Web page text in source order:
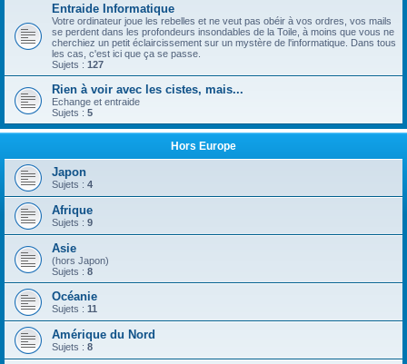
Entraide Informatique
Votre ordinateur joue les rebelles et ne veut pas obéir à vos ordres, vos mails
se perdent dans les profondeurs insondables de la Toile, à moins que vous ne
cherchiez un petit éclaircissement sur un mystère de l'informatique. Dans tous
les cas, c'est ici que ça se passe.
Sujets : 127
Rien à voir avec les cistes, mais...
Echange et entraide
Sujets : 5
Hors Europe
Japon
Sujets : 4
Afrique
Sujets : 9
Asie
(hors Japon)
Sujets : 8
Océanie
Sujets : 11
Amérique du Nord
Sujets : 8